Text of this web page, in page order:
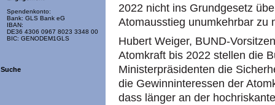
Spendenkonto:
Bank: GLS Bank eG
IBAN:
DE36 4306 0967 8023 3348 00
BIC: GENODEM1GLS
Suche
2022 nicht ins Grundgesetz
Atomausstieg unumkehrbar zu
Hubert Weiger, BUND-
Atomkraft bis 2022 stellen die
Ministerpräsidenten die
die Gewinninteressen der
dass länger an der